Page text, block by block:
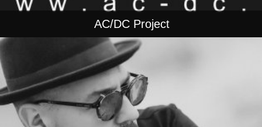
AC/DC Project